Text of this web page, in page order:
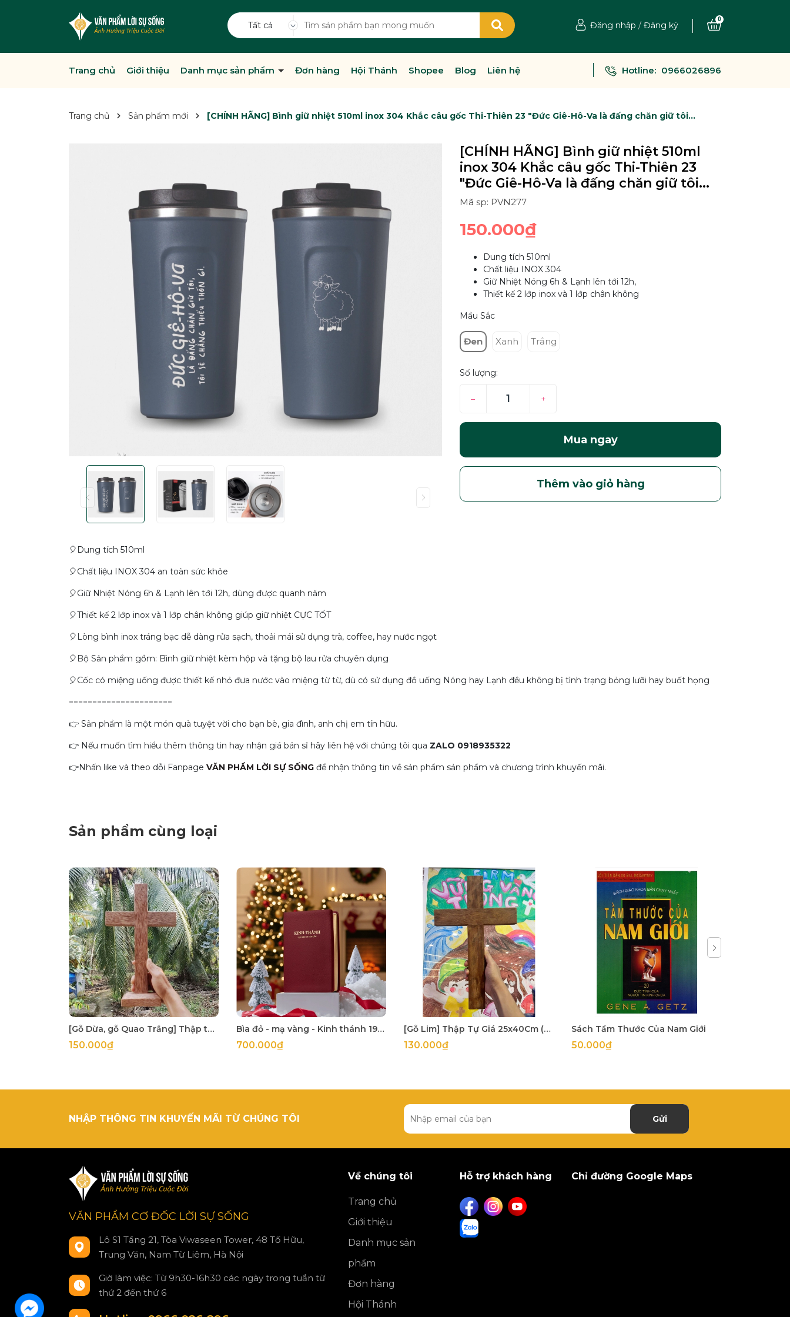
Tất cả Đăng nhập / Đăng ký
0
Trang chủ Giới thiệu Danh mục sản phẩm Đơn hàng Hội Thánh Shopee Blog Liên hệ Hotline: 0966026896
Trang chủ Sản phẩm mới [CHÍNH HÃNG] Bình giữ nhiệt 510ml inox 304 Khắc câu gốc Thi-Thiên 23 "Đức Giê-Hô-Va là đấng chăn giữ tôi...
[CHÍNH HÃNG] Bình giữ nhiệt 510ml
inox 304 Khắc câu gốc Thi-Thiên 23
"Đức Giê-Hô-Va là đấng chăn giữ tôi...
Mã sp: PVN277
150.000₫
Dung tích 510ml
Chất liệu INOX 304
Giữ Nhiệt Nóng 6h & Lạnh lên tới 12h,
Thiết kế 2 lớp inox và 1 lớp chân không
Mầu Sắc
Đen Xanh Trắng
Số lượng:
– +
Mua ngay
Thêm vào giỏ hàng
🎈Dung tích 510ml
️🎈Chất liệu INOX 304 an toàn sức khỏe
️🎈Giữ Nhiệt Nóng 6h & Lạnh lên tới 12h, dùng được quanh năm
️🎈Thiết kế 2 lớp inox và 1 lớp chân không giúp giữ nhiệt CỰC TỐT
️🎈Lòng bình inox tráng bạc dễ dàng rửa sạch, thoải mái sử dụng trà, coffee, hay nước ngọt
️🎈Bộ Sản phẩm gồm: Bình giữ nhiệt kèm hộp và tặng bộ lau rửa chuyên dụng
️🎈Cốc có miệng uống được thiết kế nhỏ đưa nước vào miệng từ từ, dù có sử dụng đồ uống Nóng hay Lạnh đều không bị tình trạng bỏng lưỡi hay buốt họng
======================
👉 Sản phẩm là một món quà tuyệt vời cho bạn bè, gia đình, anh chị em tín hữu.
👉 Nếu muốn tìm hiểu thêm thông tin hay nhận giá bán sỉ hãy liên hệ với chúng tôi qua ZALO 0918935322
👉Nhấn like và theo dỗi Fanpage VĂN PHẨM LỜI SỰ SỐNG để nhận thông tin về sản phẩm sản phẩm và chương trình khuyến mãi.
Sản phẩm cùng loại
[Gỗ Dừa, gỗ Quao Trắng] Thập tự thánh giá treo tường
150.000₫
Bìa đỏ - mạ vàng - Kinh thánh 1925 khổ lớn 14x21cm in tại Hàn Quốc
700.000₫
[Gỗ Lim] Thập Tự Giá 25x40Cm (mặt 5Cm dày 2Cm)
130.000₫
Sách Tầm Thước Của Nam Giới
50.000₫
NHẬP THÔNG TIN KHUYẾN MÃI TỪ CHÚNG TÔI Gửi
VĂN PHẨM CƠ ĐỐC LỜI SỰ SỐNG
Lô S1 Tầng 21, Tòa Viwaseen Tower, 48 Tố Hữu,
Trung Văn, Nam Từ Liêm, Hà Nội
Giờ làm việc: Từ 9h30-16h30 các ngày trong tuần từ
thứ 2 đến thứ 6
Về chúng tôi
Trang chủ
Giới thiệu
Danh mục sản
phẩm
Đơn hàng
Hội Thánh
Hỗ trợ khách hàng Chỉ đường Google Maps